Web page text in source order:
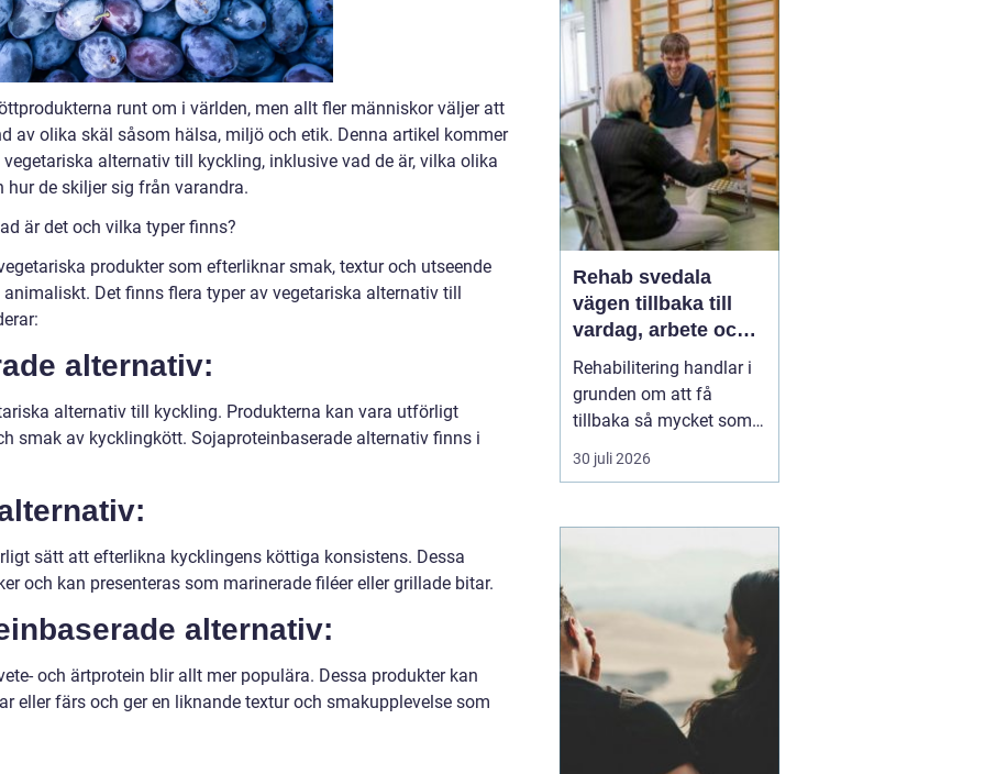
runt om i världen, men allt fler människor väljer att
av olika skäl såsom hälsa, miljö och etik. Denna artikel kommer
alternativ till kyckling, inklusive vad de är, vilka olika
de skiljer sig från varandra.
är det och vilka typer finns?
produkter som efterliknar smak, textur och utseende
Det finns flera typer av vegetariska alternativ till
alternativ:
alternativ till kyckling. Produkterna kan vara utförligt
smak av kycklingkött. Sojaproteinbaserade alternativ finns i
sätt att efterlikna kycklingens köttiga konsistens. Dessa
och kan presenteras som marinerade filéer eller grillade bitar.
alternativ:
och ärtprotein blir allt mer populära. Dessa produkter kan
eller färs och ger en liknande textur och smakupplevelse som
skonsamma produkter
som kombinerar klassisk
funktion med ny
forskning. ...
Rehab svedala
vägen tillbaka till
vardag, arbete och
ett aktivt liv
Rehabilitering handlar i
grunden om att få
tillbaka så mycket som
möjligt av styrka,
rörlighet och ork efter
långvariga besvär. I
samlad, trygg och
lättillgänglig vård inom
rehab där fysioterap...
30 juli 2026